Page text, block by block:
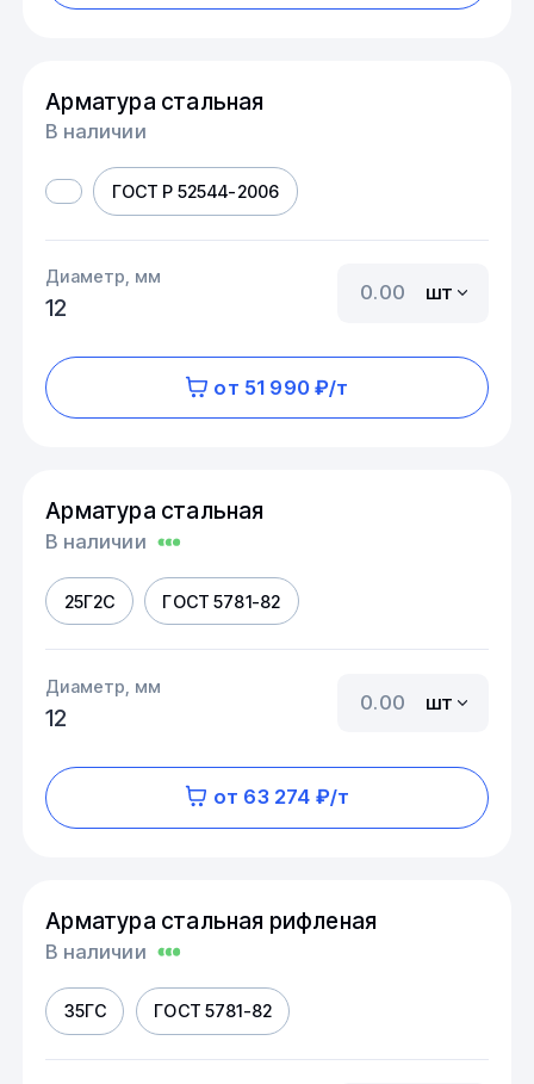
Арматура стальная
В наличии
ГОСТ Р 52544-2006
Диаметр, мм
12
шт
от 51 990 ₽/т
Арматура стальная
В наличии
25Г2С ГОСТ 5781-82
Диаметр, мм
12
шт
от 63 274 ₽/т
Арматура стальная рифленая
В наличии
35ГС ГОСТ 5781-82